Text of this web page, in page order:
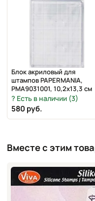
Блок акриловый для
штампов PAPERMANIA,
PMA9031001, 10,2х13,3 см
Есть в наличии (3)
580 руб.
Вместе с этим